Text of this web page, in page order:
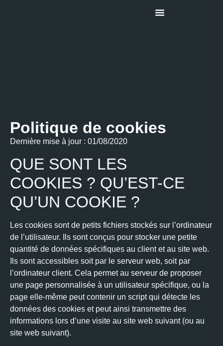
Politique de cookies
Dernière mise à jour : 01/08/2020
QUE SONT LES
COOKIES ? QU’EST-CE
QU’UN COOKIE ?
Les cookies sont de petits fichiers stockés sur l’ordinateur
de l’utilisateur. Ils sont conçus pour stocker une petite
quantité de données spécifiques au client et au site web.
Ils sont accessibles soit par le serveur web, soit par
l’ordinateur client. Cela permet au serveur de proposer
une page personnalisée à un utilisateur spécifique, ou la
page elle-même peut contenir un script qui détecte les
données des cookies et peut ainsi transmettre des
informations lors d’une visite au site web suivant (ou au
site web suivant).